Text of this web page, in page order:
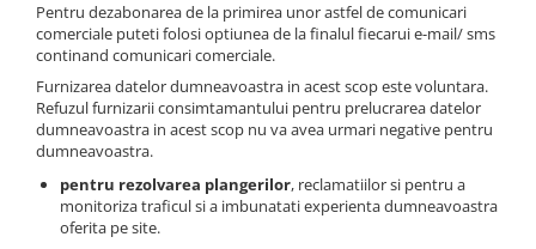
Pentru dezabonarea de la primirea unor astfel de comunicari
comerciale puteti folosi optiunea de la finalul fiecarui e-mail/ sms
continand comunicari comerciale.
Furnizarea datelor dumneavoastra in acest scop este voluntara.
Refuzul furnizarii consimtamantului pentru prelucrarea datelor
dumneavoastra in acest scop nu va avea urmari negative pentru
dumneavoastra.
pentru rezolvarea plangerilor, reclamatiilor si pentru a
monitoriza traficul si a imbunatati experienta dumneavoastra
oferita pe site.